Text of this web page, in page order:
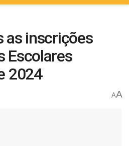
as inscrições
Escolares
2024
AA